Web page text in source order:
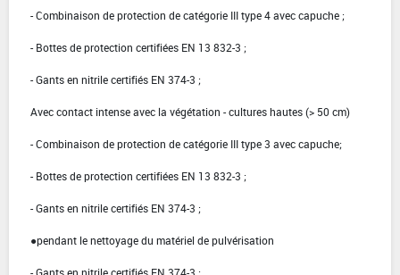
- Combinaison de protection de catégorie III type 4 avec capuche ;
- Bottes de protection certifiées EN 13 832-3 ;
- Gants en nitrile certifiés EN 374-3 ;
Avec contact intense avec la végétation - cultures hautes (> 50 cm)
- Combinaison de protection de catégorie III type 3 avec capuche;
- Bottes de protection certifiées EN 13 832-3 ;
- Gants en nitrile certifiés EN 374-3 ;
●pendant le nettoyage du matériel de pulvérisation